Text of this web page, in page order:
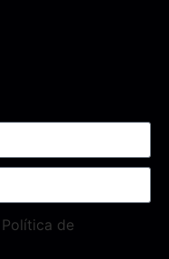
de